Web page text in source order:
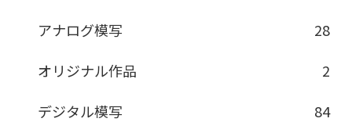
アナログ模写
28
オリジナル作品
2
デジタル模写
84